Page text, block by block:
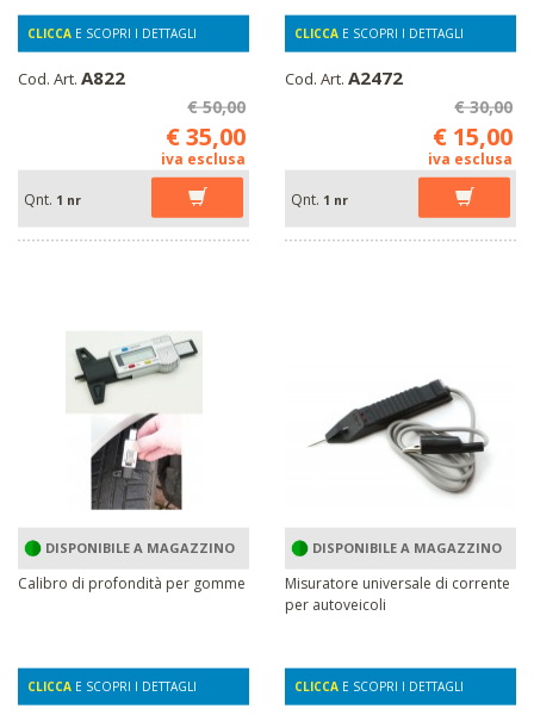
CLICCA E SCOPRI I DETTAGLI
Cod. Art. A822
€ 50,00
€ 35,00
iva esclusa
Qnt. 1 nr
CLICCA E SCOPRI I DETTAGLI
Cod. Art. A2472
€ 30,00
€ 15,00
iva esclusa
Qnt. 1 nr
DISPONIBILE A MAGAZZINO
Calibro di profondità per gomme
CLICCA E SCOPRI I DETTAGLI
DISPONIBILE A MAGAZZINO
Misuratore universale di corrente
per autoveicoli
CLICCA E SCOPRI I DETTAGLI